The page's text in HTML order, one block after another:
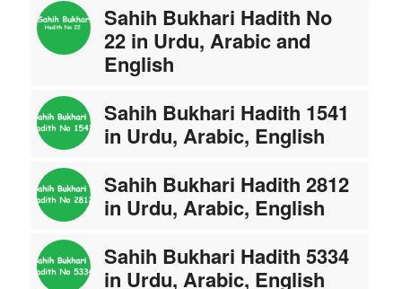
Sahih Bukhari Hadith No
22 in Urdu, Arabic and
English
Sahih Bukhari Hadith 1541
in Urdu, Arabic, English
Sahih Bukhari Hadith 2812
in Urdu, Arabic, English
Sahih Bukhari Hadith 5334
in Urdu, Arabic, English